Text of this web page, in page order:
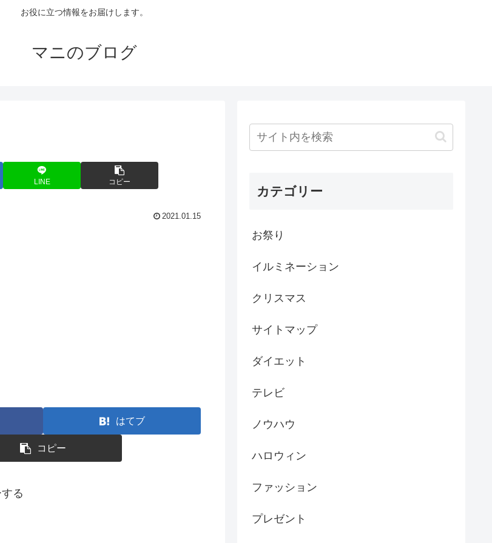
お役に立つ情報をお届けします。
マニのブログ
LINE コピー
2021.01.15
はてブ
コピー
る
カテゴリー
お祭り
イルミネーション
クリスマス
サイトマップ
ダイエット
テレビ
ノウハウ
ハロウィン
ファッション
プレゼント